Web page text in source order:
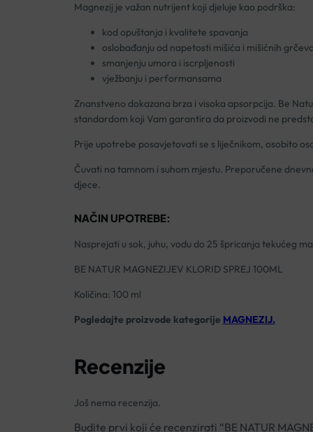
Magnezij je važan nutrijent koji djeluje kao podrška:
kod opuštanja i kvalitete spavanja
oslobađanju od napetosti mišića i mišićnih
smanjenju umora i iscrpljenosti
vježbanju i performansama
Znanstveno dokazana brza i visoka apsorpcija. Be
standardom koji Vam garantira da proizvodi ne
Prije upotrebe posavjetovati se s liječnikom, osobito
Čuvati na tamnom i suhom mjestu. Preporučene
djece.
NAČIN UPOTREBE:
Nasprejati u sok, juhu, vodu do 25 špricanja tekućeg
BE NATUR MAGNEZIJEV KLORID SPREJ 100ML
Količina: 100 ml
Pogledajte proizvode kategorije MAGNEZIJ.
Recenzije
Još nema recenzija.
Budite prvi koji će recenzirati “BE NATUR